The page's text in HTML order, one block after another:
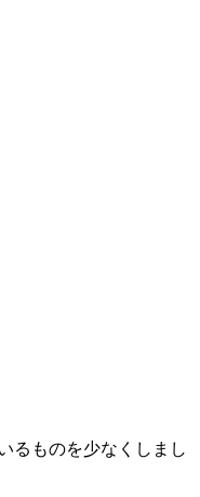
るものを少なくしまし